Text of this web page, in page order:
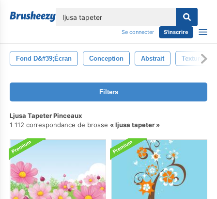
Se connecter S'inscrire
Fond D&#39;écran Conception Abstrait Texture
Filters
Ljusa Tapeter Pinceaux
1 112 correspondance de brosse
ljusa tapeter